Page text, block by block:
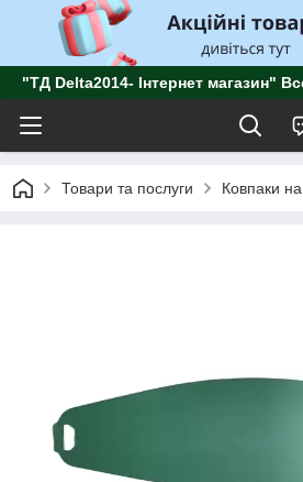
"ТД Delta2014- Інтернет магазин"
Товари та послуги Ковпаки